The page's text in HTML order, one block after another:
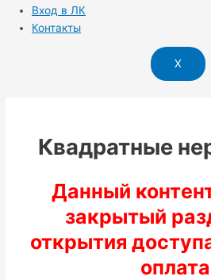
Вход в ЛК
Контакты
X
Квадратные
Данный
закрытый
открытия